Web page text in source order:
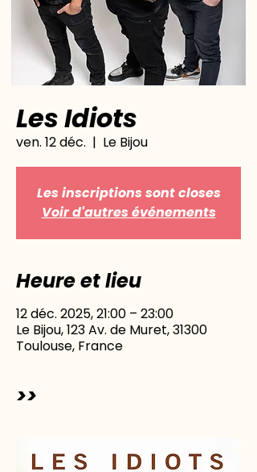
Les Idiots
ven. 12 déc.
  |
Le Bijou
Les inscriptions sont closes
Voir d'autres événements
Heure et lieu
12 déc. 2025, 21:00 – 23:00
Le Bijou, 123 Av. de Muret, 31300
Toulouse, France
>>